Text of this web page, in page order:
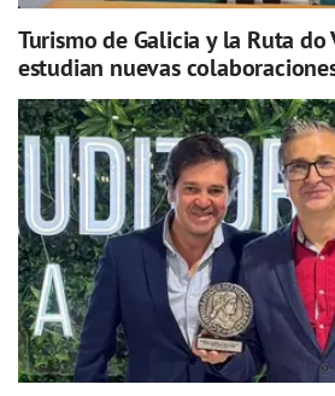
Turismo de Galicia y la Ruta
estudian nuevas